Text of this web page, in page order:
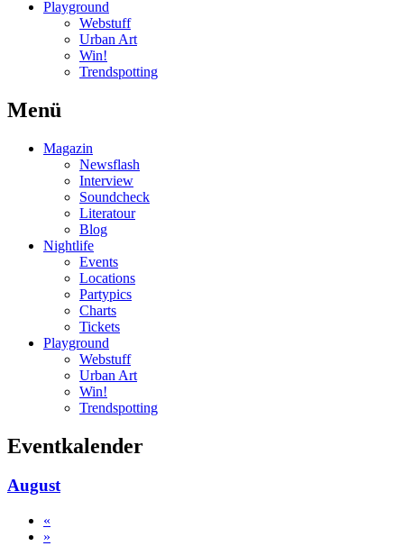
Playground
Webstuff
Urban Art
Win!
Trendspotting
Menü
Magazin
Newsflash
Interview
Soundcheck
Literatour
Blog
Nightlife
Events
Locations
Partypics
Charts
Tickets
Playground
Webstuff
Urban Art
Win!
Trendspotting
Eventkalender
August
«
»